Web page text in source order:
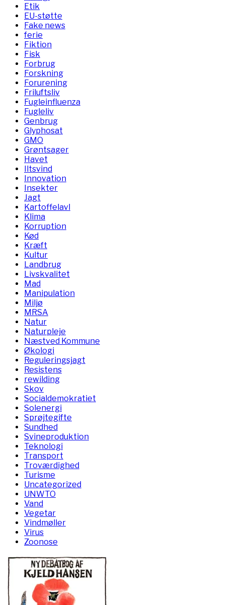
Etik
EU-støtte
Fake news
ferie
Fiktion
Fisk
Forbrug
Forskning
Forurening
Friluftsliv
Fugleinfluenza
Fugleliv
Genbrug
Glyphosat
GMO
Grøntsager
Havet
Iltsvind
Innovation
Insekter
Jagt
Kartoffelavl
Klima
Korruption
Kød
Kræft
Kultur
Landbrug
Livskvalitet
Mad
Manipulation
Miljø
MRSA
Natur
Naturpleje
Næstved Kommune
Økologi
Reguleringsjagt
Resistens
rewilding
Skov
Socialdemokratiet
Solenergi
Sprøjtegifte
Sundhed
Svineproduktion
Teknologi
Transport
Troværdighed
Turisme
Uncategorized
UNWTO
Vand
Vegetar
Vindmøller
Virus
Zoonose